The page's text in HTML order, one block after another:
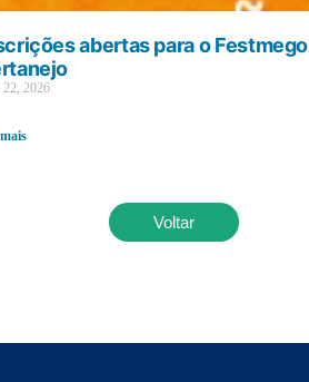
abertas para o Festmego
22, 2026
Voltar